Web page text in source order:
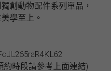
創動物配件系列單品，
學至上。
約時段請參考上面連結)